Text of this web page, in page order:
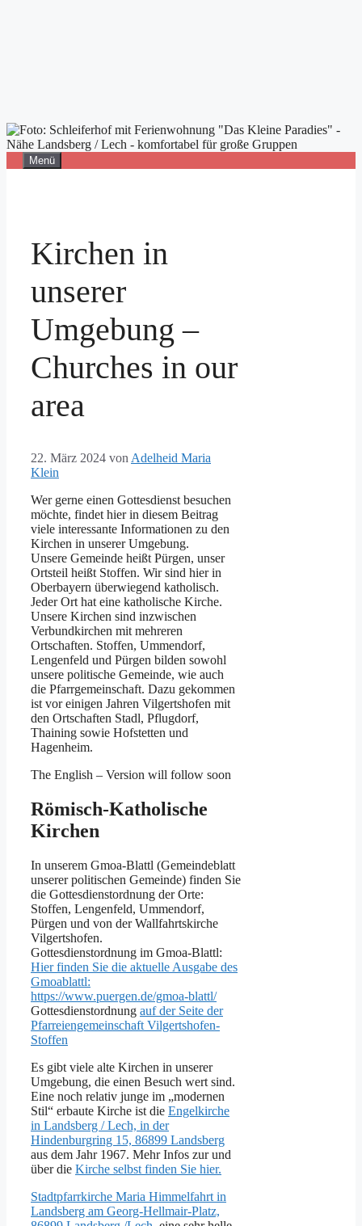
Zum
Inhalt
Menü
Kirchen in
unserer
Umgebung –
Churches in our
area
22. März 2024 von Adelheid Maria
Klein
Wer gerne einen Gottesdienst besuchen
möchte, findet hier in diesem Beitrag
viele interessante Informationen zu den
Kirchen in unserer Umgebung.
Unsere Gemeinde heißt Pürgen, unser
Ortsteil heißt Stoffen. Wir sind hier in
Oberbayern überwiegend katholisch.
Jeder Ort hat eine katholische Kirche.
Unsere Kirchen sind inzwischen
Verbundkirchen mit mehreren
Ortschaften. Stoffen, Ummendorf,
Lengenfeld und Pürgen bilden sowohl
unsere politische Gemeinde, wie auch
die Pfarrgemeinschaft. Dazu gekommen
ist vor einigen Jahren Vilgertshofen mit
den Ortschaften Stadl, Pflugdorf,
Thaining sowie Hofstetten und
Hagenheim.
The English – Version will follow soon
Römisch-Katholische
Kirchen
In unserem Gmoa-Blattl (Gemeindeblatt
unserer politischen Gemeinde) finden Sie
die Gottesdienstordnung der Orte:
Stoffen, Lengenfeld, Ummendorf,
Pürgen und von der Wallfahrtskirche
Vilgertshofen.
Gottesdienstordnung im Gmoa-Blattl:
Hier finden Sie die aktuelle Ausgabe des
Gmoablattl:
https://www.puergen.de/gmoa-blattl/
Gottesdienstordnung auf der Seite der
Pfarreiengemeinschaft Vilgertshofen-
Stoffen
Es gibt viele alte Kirchen in unserer
Umgebung, die einen Besuch wert sind.
Eine noch relativ junge im „modernen
Stil“ erbaute Kirche ist die Engelkirche
in Landsberg / Lech, in der
Hindenburgring 15, 86899 Landsberg
aus dem Jahr 1967. Mehr Infos zur und
über die Kirche selbst finden Sie hier.
Stadtpfarrkirche Maria Himmelfahrt in
Landsberg am Georg-Hellmair-Platz,